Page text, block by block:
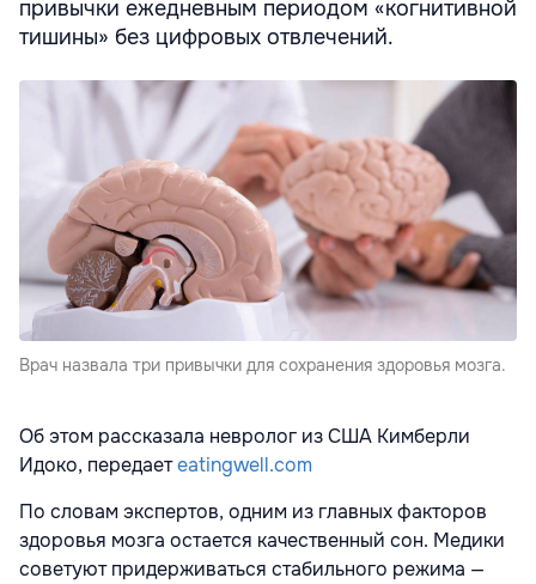
привычки ежедневным периодом «когнитивной
тишины» без цифровых отвлечений.
Врач назвала три привычки для сохранения здоровья мозга.
Об этом рассказала невролог из США Кимберли
Идоко, передаетeatingwell.com
По словам экспертов, одним из главных факторов
здоровья мозга остается качественный сон. Медики
советуют придерживаться стабильного режима —